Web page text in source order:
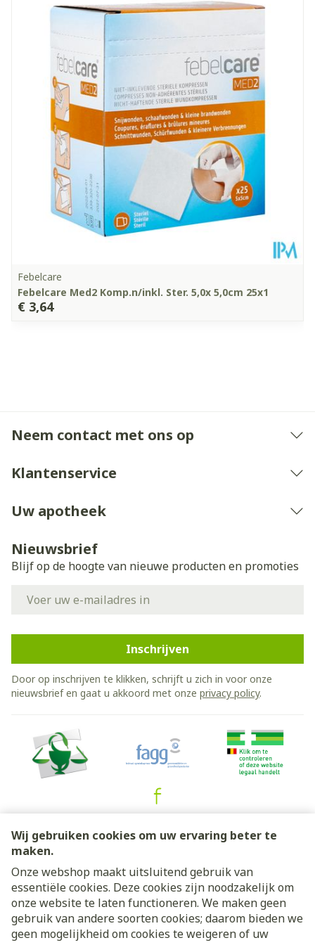
Wij gebruiken cookies om uw ervaring beter te
maken.
Onze webshop maakt uitsluitend gebruik van
essentiële cookies. Deze cookies zijn noodzakelijk om
onze website te laten functioneren. We maken geen
gebruik van andere soorten cookies; daarom bieden we
geen mogelijkheid om cookies te weigeren of uw
Febelcare
Febelcare Med2 Komp.n/inkl. Ster. 5,0x 5,0cm 25x1
€ 3,64
Neem contact met ons op
Klantenservice
Uw apotheek
Nieuwsbrief
Blijf op de hoogte van nieuwe producten en promoties
Inschrijven
Door op inschrijven te klikken, schrijft u zich in voor onze
nieuwsbrief en gaat u akkoord met onze privacy policy.
Juridische links